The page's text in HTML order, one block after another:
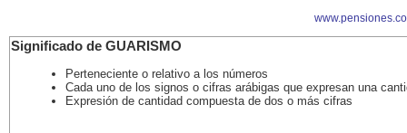
Significado de GUARISMO
Perteneciente o relativo a los números
Cada uno de los signos o cifras arábigas que expresan una
Expresión de cantidad compuesta de dos o más cifras